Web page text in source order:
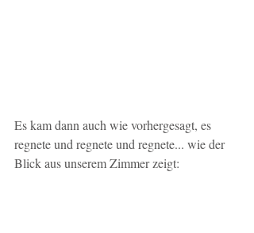
Es kam dann auch wie vorhergesagt, es
regnete und regnete und regnete... wie der
Blick aus unserem Zimmer zeigt: